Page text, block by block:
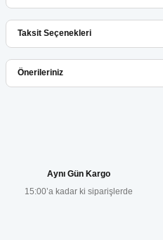
Bu ürüne ilk
Taksit Seçenekleri
Önerileriniz
Ürün resmi kalitesiz, bozuk veya
Aynı Gün Kargo
15:00’a kadar ki siparişlerde